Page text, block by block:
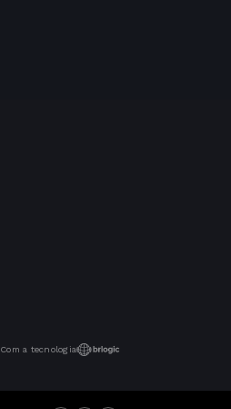
Com a tecnologia